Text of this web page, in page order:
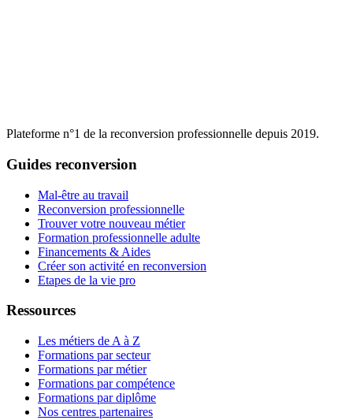
Plateforme n°1 de la reconversion professionnelle depuis 2019.
Guides reconversion
Mal-être au travail
Reconversion professionnelle
Trouver votre nouveau métier
Formation professionnelle adulte
Financements & Aides
Créer son activité en reconversion
Etapes de la vie pro
Ressources
Les métiers de A à Z
Formations par secteur
Formations par métier
Formations par compétence
Formations par diplôme
Nos centres partenaires